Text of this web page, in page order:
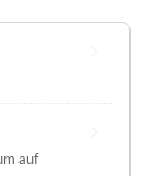
auf